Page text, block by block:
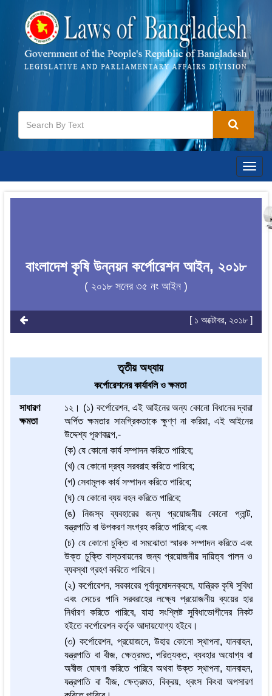
বাংলাদেশ কৃষি উন্নয়ন কর্পোরেশন আইন, ২০১৮
( ২০১৮ সনের ৩৫ নং আইন )
[ ১ অক্টোবর, ২০১৮ ]
তৃতীয় অধ্যায়
কর্পোরেশনের কার্যাবলি ও ক্ষমতা
সাধারণ
ক্ষমতা
১২। (১) কর্পোরেশন, এই আইনের অন্য কোনো বিধানের দ্বারা
অর্পিত ক্ষমতার সামগ্রিকতাকে ক্ষুণ্ণ না করিয়া, এই আইনের
উদ্দেশ্য পূরণকল্পে,-
(ক) যে কোনো কার্য সম্পাদন করিতে পারিবে;
(খ) যে কোনো দ্রব্য সরবরাহ করিতে পারিবে;
(গ) সেবামূলক কার্য সম্পাদন করিতে পারিবে;
(ঘ) যে কোনো ব্যয় বহন করিতে পারিবে;
(ঙ) নিজস্ব ব্যবহারের জন্য প্রয়োজনীয় কোনো প্লান্ট,
যন্ত্রপাতি বা উপকরণ সংগ্রহ করিতে পারিবে; এবং
(চ) যে কোনো চুক্তি বা সমঝোতা স্মারক সম্পাদন করিতে এবং
উক্ত চুক্তি বাস্তবায়নের জন্য প্রয়োজনীয় দায়িত্ব পালন ও
ব্যবস্থা গ্রহণ করিতে পারিবে।
(২) কর্পোরেশন, সরকারের পূর্বানুমোদনক্রমে, যান্ত্রিক কৃষি সুবিধা
এবং সেচের পানি সরবরাহের লক্ষ্যে প্রয়োজনীয় ব্যয়ের হার
নির্ধারণ করিতে পারিবে, যাহা সংশ্লিষ্ট সুবিধাভোগীদের নিকট
হইতে কর্পোরেশন কর্তৃক আদায়যোগ্য হইবে।
(৩) কর্পোরেশন, প্রয়োজনে, উহার কোনো স্থাপনা, যানবাহন,
যন্ত্রপাতি বা বীজ, ক্ষেত্রমত, পরিত্যক্ত, ব্যবহার অযোগ্য বা
অবীজ ঘোষণা করিতে পারিবে অথবা উক্ত স্থাপনা, যানবাহন,
যন্ত্রপাতি বা বীজ, ক্ষেত্রমত, বিক্রয়, ধ্বংস কিংবা অপসারণ